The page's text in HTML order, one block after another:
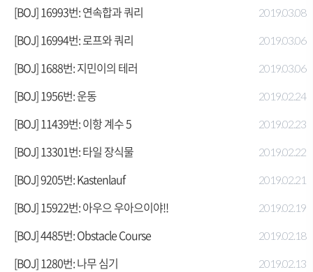
[BOJ] 16993번: 연속합과 쿼리 2019.03.08
[BOJ] 16994번: 로프와 쿼리 2019.03.06
[BOJ] 1688번: 지민이의 테러 2019.03.06
[BOJ] 1956번: 운동 2019.02.24
[BOJ] 11439번: 이항 계수 5 2019.02.23
[BOJ] 13301번: 타일 장식물 2019.02.22
[BOJ] 9205번: Kastenlauf 2019.02.21
[BOJ] 15922번: 아우으 우아으이야!! 2019.02.19
[BOJ] 4485번: Obstacle Course 2019.02.18
[BOJ] 1280번: 나무 심기 2019.02.13